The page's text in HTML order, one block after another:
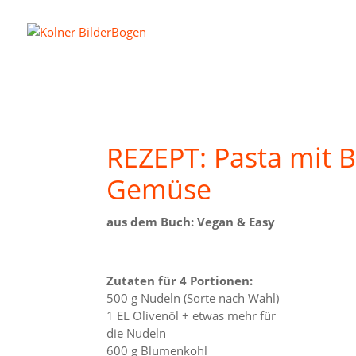
REZEPT: Pasta
Gemüse
aus dem Buch: Vegan & Easy
Zutaten für 4 Portionen:
500 g Nudeln (Sorte nach Wahl)
1 EL Olivenöl + etwas mehr für
die Nudeln
600 g Blumenkohl